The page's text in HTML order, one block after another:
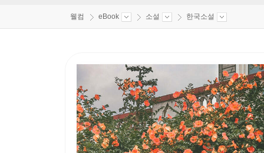
웰컴 eBook 소설 한국소설